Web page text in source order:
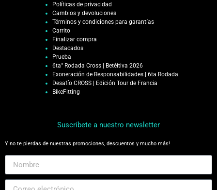
Políticas de privacidad
Cambios y devoluciones
Términos y condiciones para garantías
Carrito
Finalizar compra
Destacados
Prueba
6ta° Rodada Cross | Betéitiva 2026
Exoneración de Responsabilidades | 6ta Rodada
Desafío CROSS | Edición Tour de Francia
BikeFitting
Suscríbete a nuestro newsletter
Y no te pierdas de nuestras promociones, descuentos y mucho más!